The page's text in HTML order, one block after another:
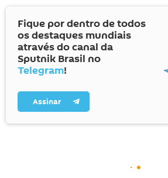
Fique por dentro de todos
os destaques mundiais
através do canal da
Sputnik Brasil no
Telegram!
Assinar